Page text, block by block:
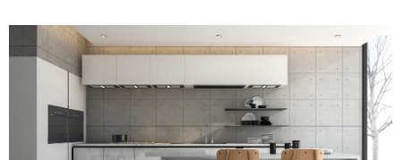
Proyectos
Ventajas
Cómo